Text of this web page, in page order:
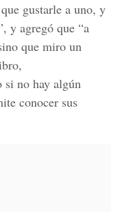
gustarle a uno, y
y agregó que “a
que miro un
si no hay algún
conocer sus